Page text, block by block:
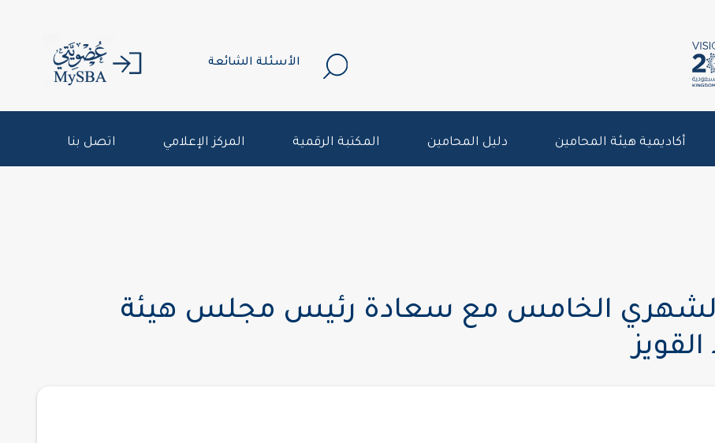
الأسئلة الشائعة
أكاديمية هيئة المحامين دليل المحامين المكتبة الرقمية المركز الإعلامي اتصل بنا
الشهري الخامس مع سعادة رئيس مجلس هيئة